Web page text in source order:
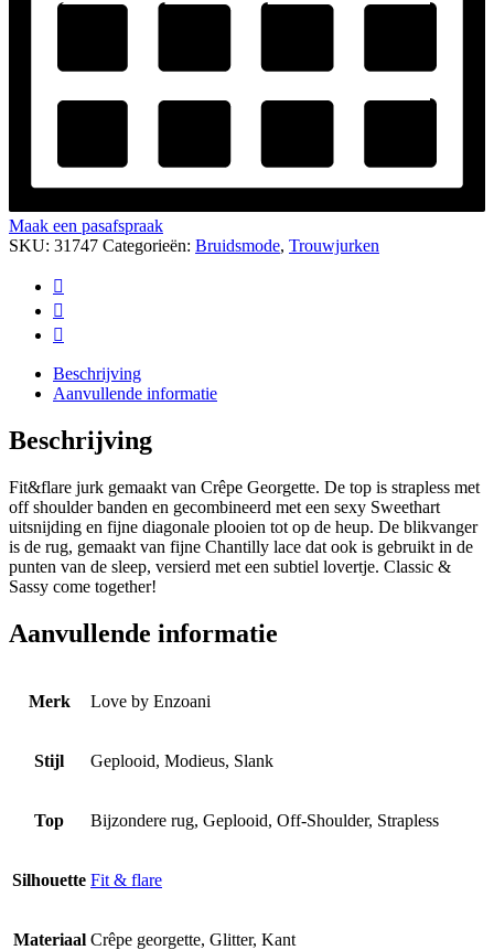
Maak een pasafspraak
SKU: 31747 Categorieën: Bruidsmode, Trouwjurken
Beschrijving
Aanvullende informatie
Beschrijving
Fit&flare jurk gemaakt van Crêpe Georgette. De top is strapless met
off shoulder banden en gecombineerd met een sexy Sweethart
uitsnijding en fijne diagonale plooien tot op de heup. De blikvanger
is de rug, gemaakt van fijne Chantilly lace dat ook is gebruikt in de
punten van de sleep, versierd met een subtiel lovertje. Classic &
Sassy come together!
Aanvullende informatie
Merk Love by Enzoani
Stijl Geplooid, Modieus, Slank
Top Bijzondere rug, Geplooid, Off-Shoulder, Strapless
Silhouette Fit & flare
Materiaal Crêpe georgette, Glitter, Kant